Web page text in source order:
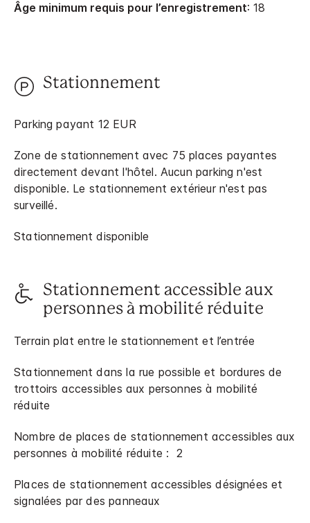
Âge minimum requis pour l’enregistrement: 18
Stationnement
Parking payant 12 EUR
Zone de stationnement avec 75 places payantes
directement devant l'hôtel. Aucun parking n'est
disponible. Le stationnement extérieur n'est pas
surveillé.
Stationnement disponible
Stationnement accessible aux
personnes à mobilité réduite
Terrain plat entre le stationnement et l’entrée
Stationnement dans la rue possible et bordures de
trottoirs accessibles aux personnes à mobilité
réduite
Nombre de places de stationnement accessibles aux
personnes à mobilité réduite : 2
Places de stationnement accessibles désignées et
signalées par des panneaux